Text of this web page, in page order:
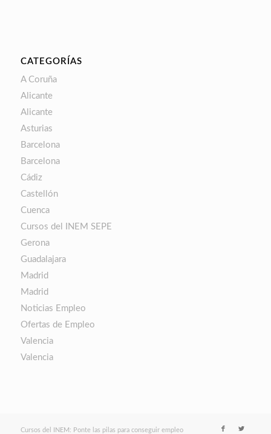
CATEGORÍAS
A Coruña
Alicante
Alicante
Asturias
Barcelona
Barcelona
Cádiz
Castellón
Cuenca
Cursos del INEM SEPE
Gerona
Guadalajara
Madrid
Madrid
Noticias Empleo
Ofertas de Empleo
Valencia
Valencia
Cursos del INEM: Ponte las pilas para conseguir empleo